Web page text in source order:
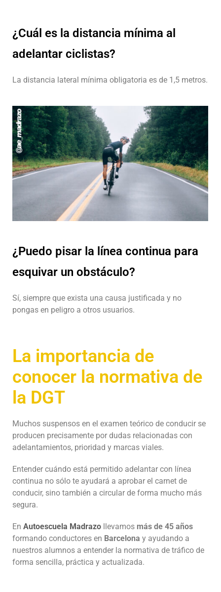
¿Cuál es la distancia mínima al
adelantar ciclistas?
La distancia lateral mínima obligatoria es de 1,5 metros.
¿Puedo pisar la línea continua para
esquivar un obstáculo?
Sí, siempre que exista una causa justificada y no
pongas en peligro a otros usuarios.
La importancia de
conocer la normativa de
la DGT
Muchos suspensos en el examen teórico de conducir se
producen precisamente por dudas relacionadas con
adelantamientos, prioridad y marcas viales.
Entender cuándo está permitido adelantar con línea
continua no sólo te ayudará a aprobar el carnet de
conducir, sino también a circular de forma mucho más
segura.
En Autoescuela Madrazo llevamos más de 45 años
formando conductores en Barcelona y ayudando a
nuestros alumnos a entender la normativa de tráfico de
forma sencilla, práctica y actualizada.